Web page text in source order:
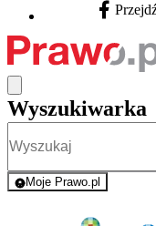
Facebook -
Wyszukiwarka
Moje Prawo.pl
- rejestracja i